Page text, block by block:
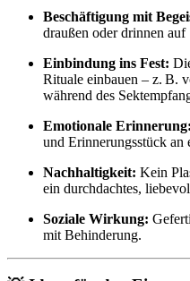
Beschäftigung mit
draußen oder drinnen auf
Einbindung ins Fest:
Rituale einbauen – z. B.
während des
Emotionale Erinnerung:
und Erinnerungsstück an
Nachhaltigkeit: Kein
ein durchdachtes,
Soziale Wirkung:
mit Behinderung.